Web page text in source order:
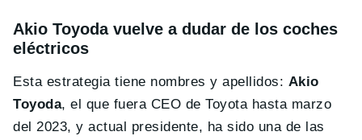
Akio Toyoda vuelve a dudar de los coches
eléctricos
Esta estrategia tiene nombres y apellidos: Akio
Toyoda, el que fuera CEO de Toyota hasta marzo
del 2023, y actual presidente, ha sido una de las